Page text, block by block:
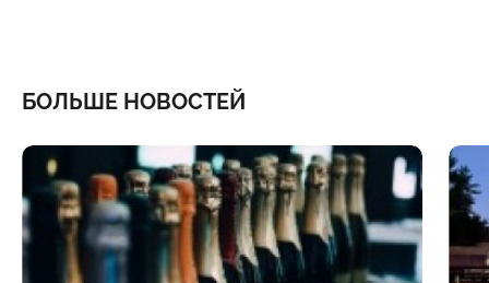
БОЛЬШЕ НОВОСТЕЙ